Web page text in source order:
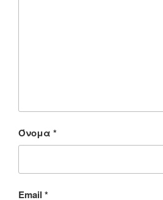
Όνομα *
Email *